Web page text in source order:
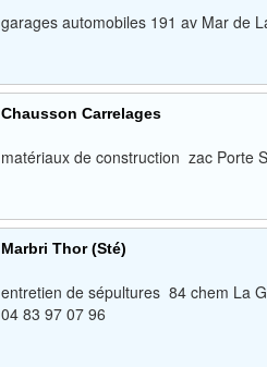
garages automobiles 191 av Mar de
Chausson Carrelages
matériaux de construction zac Porte
Marbri Thor (Sté)
entretien de sépultures 84 chem La
04 83 97 07 96